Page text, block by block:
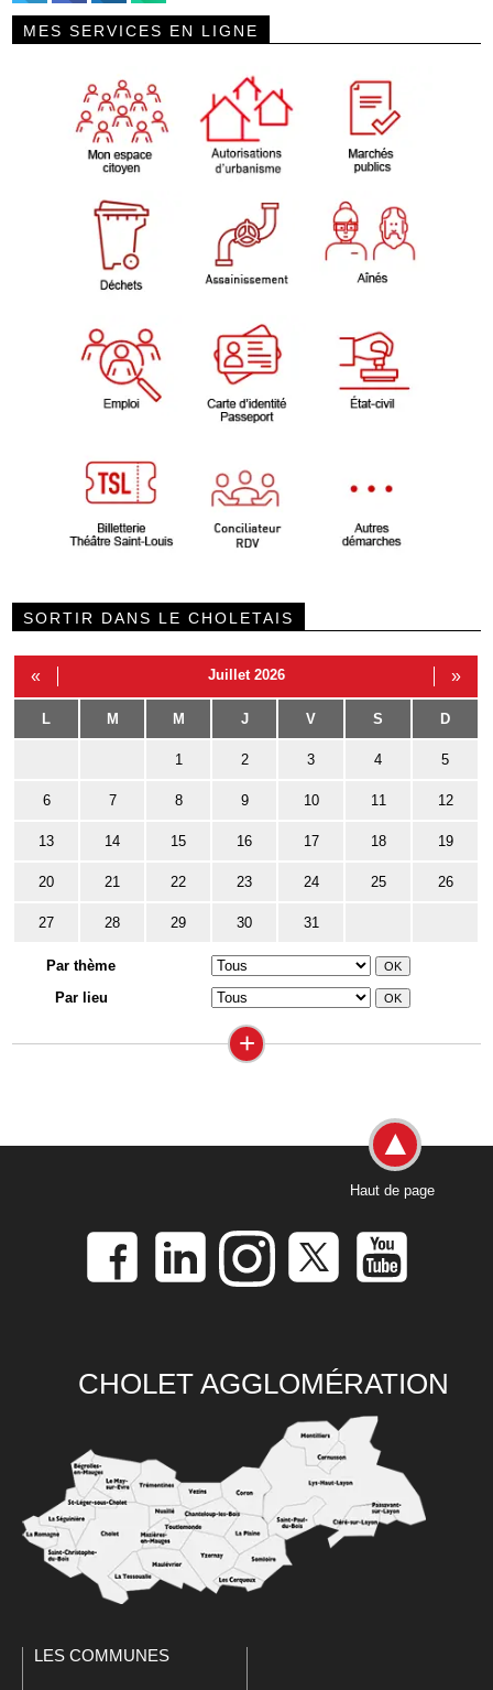
MES SERVICES EN LIGNE
SORTIR DANS LE CHOLETAIS
« Juillet 2026 »
L M M J V S D
1 2 3 4 5
6 7 8 9 10 11 12
13 14 15 16 17 18 19
20 21 22 23 24 25 26
27 28 29 30 31
Par thème
Par lieu
+
Haut de page
CHOLET AGGLOMÉRATION
LES COMMUNES